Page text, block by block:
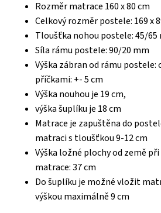
Rozměr matrace 160 x 80 cm
Celkový rozměr postele: 169 x
Tloušťka nohou postele: 45/65
Síla rámu postele: 90/20 mm
Výška zábran od rámu postele:
příčkami: +- 5 cm
Výška nouhou je 19 cm,
výška šuplíku je 18 cm
Matrace je zapuštěna do
matraci s tloušťkou 9-12 cm
Výška ložné plochy od země
matrace: 37 cm
Do šuplíku je možné vložit
výškou maximálně 9 cm